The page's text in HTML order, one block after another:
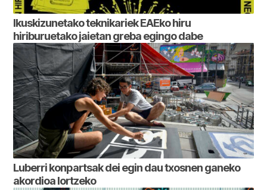
Ikuskizunetako teknikariek EAEko hiru
hiriburuetako jaietan greba egingo dabe
Luberri konpartsak dei egin dau txosnen ganeko
akordioa lortzeko